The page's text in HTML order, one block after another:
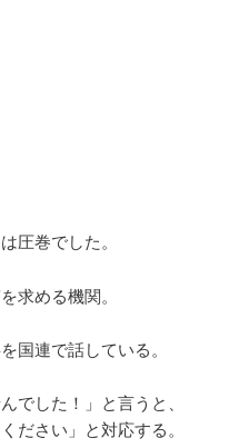
圧巻でした。
求める機関。
国連で話している。
でした！」と言うと、
ださい」と対応する。